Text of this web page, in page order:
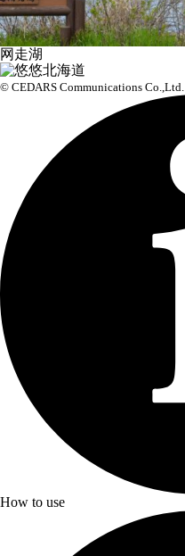
网走湖
© CEDARS Communications Co.,Ltd.
How to use